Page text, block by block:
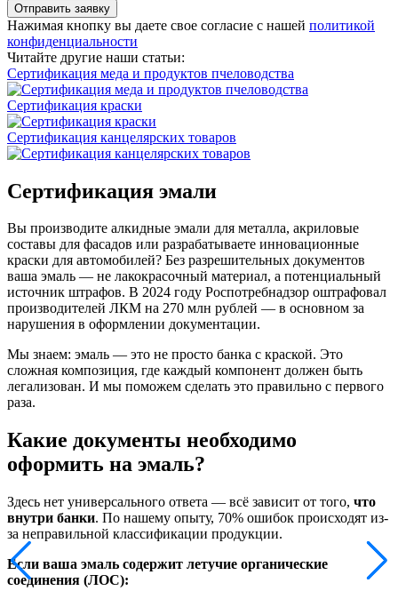
Отправить заявку
Нажимая кнопку вы даете свое согласие с нашей политикой
конфиденциальности
Читайте другие наши статьи:
Сертификация меда и продуктов пчеловодства
Сертификация краски
Сертификация канцелярских товаров
Сертификация эмали
Вы производите алкидные эмали для металла, акриловые
составы для фасадов или разрабатываете инновационные
краски для автомобилей? Без разрешительных документов
ваша эмаль — не лакокрасочный материал, а потенциальный
источник штрафов. В 2024 году Роспотребнадзор оштрафовал
производителей ЛКМ на 270 млн рублей — в основном за
нарушения в оформлении документации.
Мы знаем: эмаль — это не просто банка с краской. Это
сложная композиция, где каждый компонент должен быть
легализован. И мы поможем сделать это правильно с первого
раза.
Какие документы необходимо
оформить на эмаль?
Здесь нет универсального ответа — всё зависит от того, что
внутри банки. По нашему опыту, 70% ошибок происходят из-
за неправильной классификации продукции.
Если ваша эмаль содержит летучие органические
соединения (ЛОС):